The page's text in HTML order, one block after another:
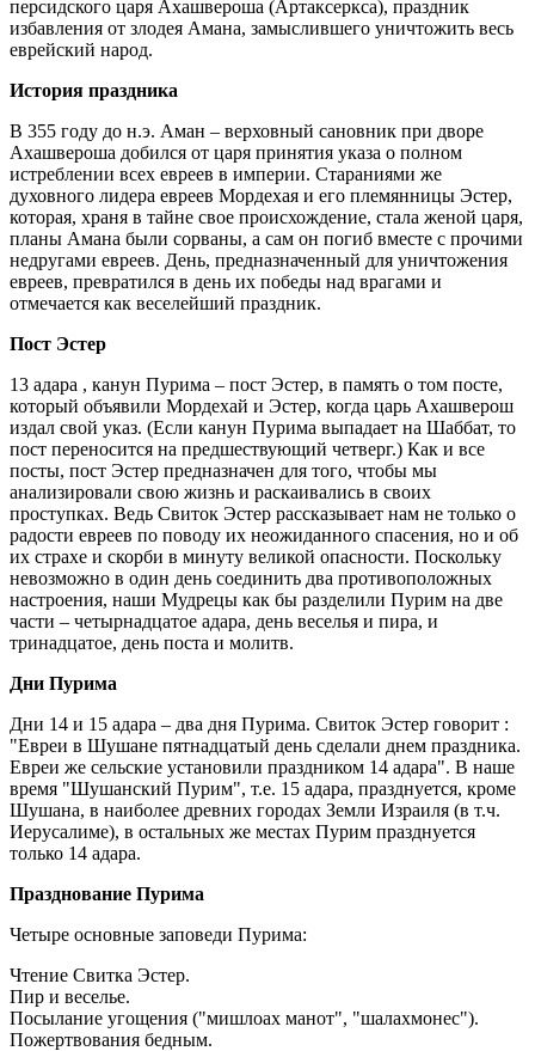
персидского царя Ахашвероша (Артаксеркса), праздник
избавления от злодея Амана, замыслившего уничтожить весь
еврейский народ.
История праздника
В 355 году до н.э. Аман – верховный сановник при дворе
Ахашвероша добился от царя принятия указа о полном
истреблении всех евреев в империи. Стараниями же
духовного лидера евреев Мордехая и его племянницы Эстер,
которая, храня в тайне свое происхождение, стала женой царя,
планы Амана были сорваны, а сам он погиб вместе с прочими
недругами евреев. День, предназначенный для уничтожения
евреев, превратился в день их победы над врагами и
отмечается как веселейший праздник.
Пост Эстер
13 адара , канун Пурима – пост Эстер, в память о том посте,
который объявили Мордехай и Эстер, когда царь Ахашверош
издал свой указ. (Если канун Пурима выпадает на Шаббат, то
пост переносится на предшествующий четверг.) Как и все
посты, пост Эстер предназначен для того, чтобы мы
анализировали свою жизнь и раскаивались в своих
проступках. Ведь Свиток Эстер рассказывает нам не только о
радости евреев по поводу их неожиданного спасения, но и об
их страхе и скорби в минуту великой опасности. Поскольку
невозможно в один день соединить два противоположных
настроения, наши Мудрецы как бы разделили Пурим на две
части – четырнадцатое адара, день веселья и пира, и
тринадцатое, день поста и молитв.
Дни Пурима
Дни 14 и 15 адара – два дня Пурима. Свиток Эстер говорит :
"Евреи в Шушане пятнадцатый день сделали днем праздника.
Евреи же сельские установили праздником 14 адара". В наше
время "Шушанский Пурим", т.е. 15 адара, празднуется, кроме
Шушана, в наиболее древних городах Земли Израиля (в т.ч.
Иерусалиме), в остальных же местах Пурим празднуется
только 14 адара.
Празднование Пурима
Четыре основные заповеди Пурима:
Чтение Свитка Эстер.
Пир и веселье.
Посылание угощения ("мишлоах манот", "шалахмонес").
Пожертвования бедным.